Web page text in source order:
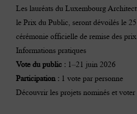
Les lauréats du Luxembourg
le Prix du Public, seront dévoilés le
cérémonie officielle de remise des
Informations pratiques
Vote du public : 1–21 juin 2026
Participation : 1 vote par personne
Découvrir les projets nominés et voter